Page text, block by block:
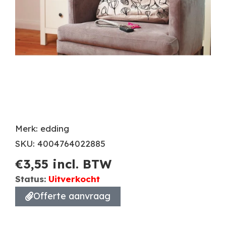
Merk: edding
SKU: 4004764022885
€3,55 incl. BTW
Status: Uitverkocht
Offerte aanvraag